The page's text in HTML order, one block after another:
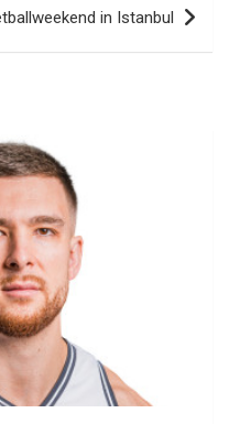
in Istanbul